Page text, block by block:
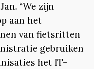
“We zijn
aan het
van fietsritten
gebruiken
het IT-